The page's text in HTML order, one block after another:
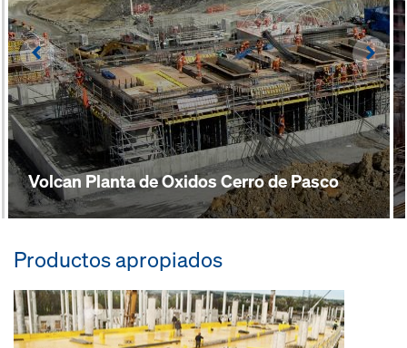
Volcan Planta de Oxidos Cerro de Pasco
Left
Productos apropiados